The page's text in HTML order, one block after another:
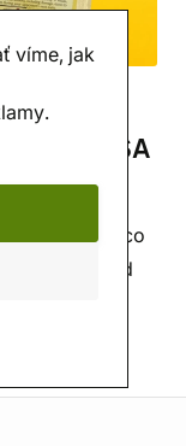
a PSA
karty a co
tipy od
víme, jak